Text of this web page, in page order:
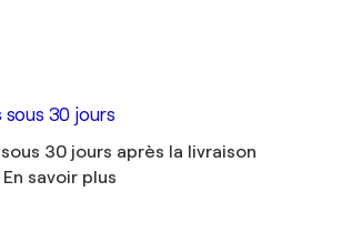
30 jours
30 jours après la livraison
En savoir plus